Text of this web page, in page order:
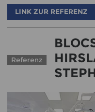
LINK ZUR REFERENZ
Referenz